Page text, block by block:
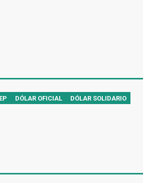
DÓLAR OFICIAL DÓLAR SOLIDARIO